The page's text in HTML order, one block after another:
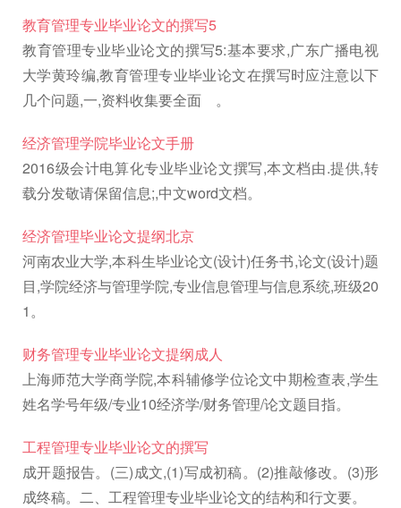
教育管理专业毕业论文的撰写5
教育管理专业毕业论文的撰写5:基本要求,广东广播电视
大学黄玲编,教育管理专业毕业论文在撰写时应注意以下
几个问题,一,资料收集要全面 。
经济管理学院毕业论文手册
2016级会计电算化专业毕业论文撰写,本文档由.提供,转
载分发敬请保留信息;,中文word文档。
经济管理毕业论文提纲北京
河南农业大学,本科生毕业论文(设计)任务书,论文(设计)题
目,学院经济与管理学院,专业信息管理与信息系统,班级20
1。
财务管理专业毕业论文提纲成人
上海师范大学商学院,本科辅修学位论文中期检查表,学生
姓名学号年级/专业10经济学/财务管理/论文题目指。
工程管理专业毕业论文的撰写
成开题报告。(三)成文,(1)写成初稿。(2)推敲修改。(3)形
成终稿。二、工程管理专业毕业论文的结构和行文要。